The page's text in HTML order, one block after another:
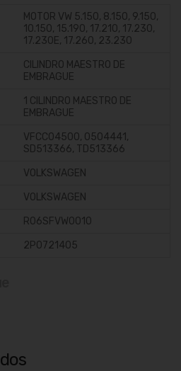
MOTOR VW 5.150, 8.150, 9.150,
10.150, 15.190, 17.210, 17.230,
17.230E, 17.260, 23.230
CILINDRO MAESTRO DE
EMBRAGUE
1 CILINDRO MAESTRO DE
EMBRAGUE
VFCC04500, 0504441,
SD513366, TD513366
VOLKSWAGEN
VOLKSWAGEN
R06SFVW0010
2P0721405